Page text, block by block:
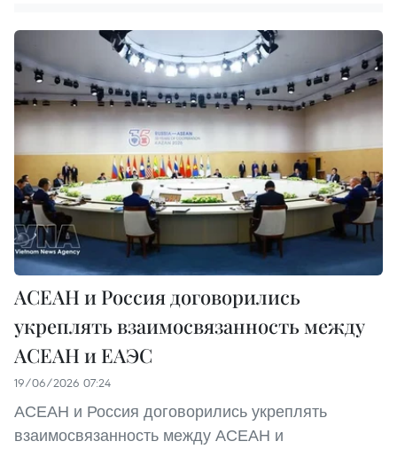
АСЕАН и Россия договорились
укреплять взаимосвязанность между
АСЕАН и ЕАЭС
19/06/2026 07:24
АСЕАН и Россия договорились укреплять
взаимосвязанность между АСЕАН и